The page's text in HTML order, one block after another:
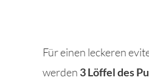
Für einen leckeren
werden 3 Löffel des